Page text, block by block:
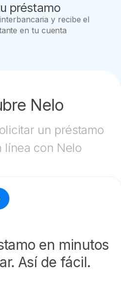
préstamo
y recibe el
en tu cuenta
Nelo
un préstamo
línea con Nelo
en minutos
Así de fácil.